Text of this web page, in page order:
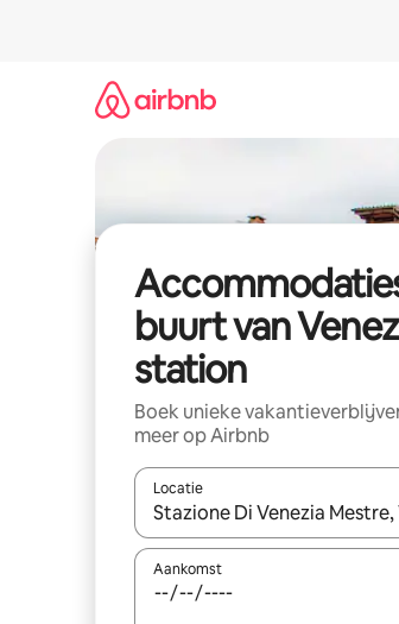
buurt van
station
Boek unieke
meer op Airbnb
Locatie
Wanneer er resultaten
Aankomst